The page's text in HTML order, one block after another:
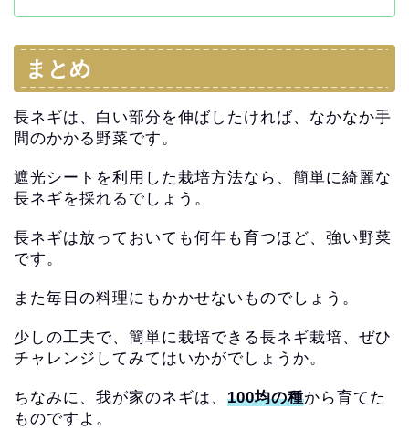
まとめ
長ネギは、白い部分を伸ばしたければ、 なかなか手
間のかかる野菜です。
遮光シートを利用した栽培方法なら、 簡単に綺麗な
長ネギを採れるでしょう。
長ネギは放っておいても何年も育つほど、強い野菜
です。
また毎日の料理にもかかせないものでしょう。
少しの工夫で、簡単に栽培できる長ネギ栽培、 ぜひ
チャレンジしてみてはいかがでしょうか。
ちなみに、我が家のネギは、 100均の種から育てた
ものですよ。